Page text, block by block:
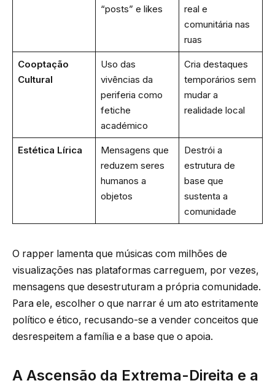
“posts” e likes
real e
comunitária nas
ruas
Cooptação
Cultural
Uso das
vivências da
periferia como
fetiche
académico
Cria destaques
temporários sem
mudar a
realidade local
Estética Lírica
Mensagens que
reduzem seres
humanos a
objetos
Destrói a
estrutura de
base que
sustenta a
comunidade
O rapper lamenta que músicas com milhões de
visualizações nas plataformas carreguem, por vezes,
mensagens que desestruturam a própria comunidade.
Para ele, escolher o que narrar é um ato estritamente
político e ético, recusando-se a vender conceitos que
desrespeitem a família e a base que o apoia.
A Ascensão da Extrema-Direita e a